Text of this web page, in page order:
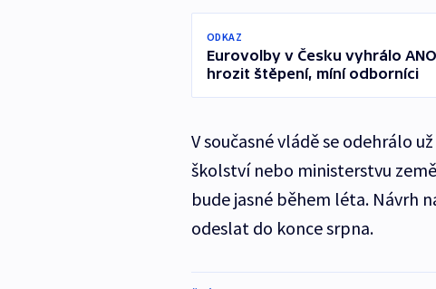
ODKAZ
Eurovolby v Česku vyhrálo
hrozit štěpení, míní odborníci
V současné vládě se odehrálo
školství nebo ministerstvu
bude jasné během léta. Návrh
odeslat do konce srpna.